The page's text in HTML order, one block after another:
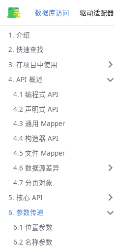
数据库访问 驱动适配器
1. 介绍
2. 快速查找
3. 在项目中使用
4. API 概述
4.1 编程式 API
4.2 声明式 API
4.3 通用 Mapper
4.4 构造器 API
4.5 文件 Mapper
4.6 数据源差异
4.7 分页对象
5. 核心 API
6. 参数传递
6.1 位置参数
6.2 名称参数